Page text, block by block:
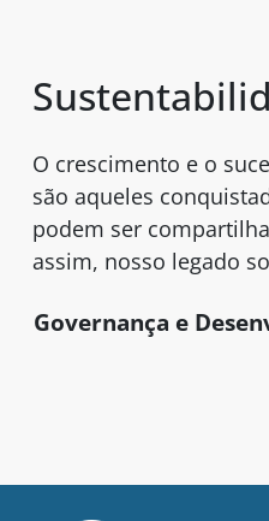
O crescimento e o
são aqueles
podem ser
assim, nosso legado
Governança e